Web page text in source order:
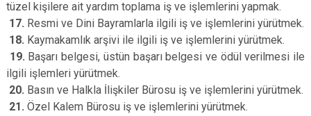
tüzel kişilere ait yardım toplama iş ve işlemlerini yapmak.
17. Resmi ve Dini Bayramlarla ilgili iş ve işlemlerini yürütmek.
18. Kaymakamlık arşivi ile ilgili iş ve işlemlerini yürütmek.
19. Başarı belgesi, üstün başarı belgesi ve ödül verilmesi ile
ilgili işlemleri yürütmek.
20. Basın ve Halkla İlişkiler Bürosu iş ve işlemlerini yürütmek.
21. Özel Kalem Bürosu iş ve işlemlerini yürütmek.